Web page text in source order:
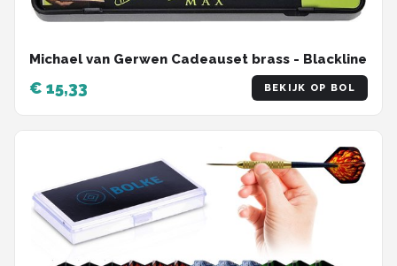
Michael van Gerwen Cadeauset brass - Blackline
€ 15,33 BEKIJK OP BOL